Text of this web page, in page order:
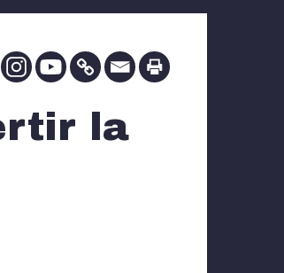
la